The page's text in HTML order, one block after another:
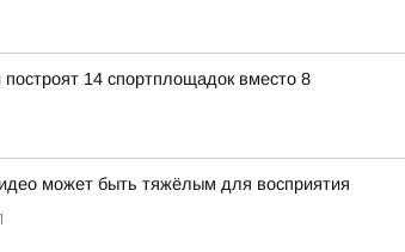
14 спортплощадок вместо 8
может быть тяжёлым для восприятия